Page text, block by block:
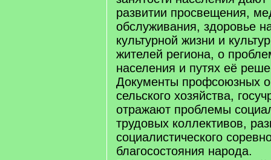
развитии просвещения,
обслуживания, здоровье
культурной жизни и
жителей региона, о
населения и путях её
Документы профсоюзных
сельского хозяйства,
отражают проблемы
трудовых коллективов,
социалистического
благосостояния народа.